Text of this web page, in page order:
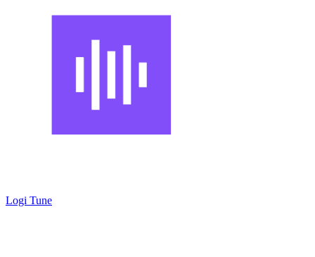
Logi Tune